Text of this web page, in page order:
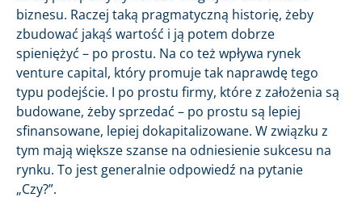
biznesu. Raczej taką pragmatyczną historię, żeby
zbudować jakąś wartość i ją potem dobrze
spieniężyć – po prostu. Na co też wpływa rynek
venture capital, który promuje tak naprawdę tego
typu podejście. I po prostu firmy, które z założenia są
budowane, żeby sprzedać – po prostu są lepiej
sfinansowane, lepiej dokapitalizowane. W związku z
tym mają większe szanse na odniesienie sukcesu na
rynku. To jest generalnie odpowiedź na pytanie
„Czy?”.